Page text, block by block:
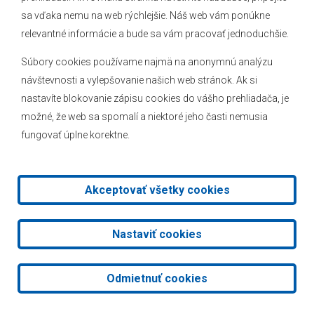
sa vďaka nemu na web rýchlejšie. Náš web vám ponúkne
relevantné informácie a bude sa vám pracovať jednoduchšie.
Súbory cookies používame najmä na anonymnú analýzu
návštevnosti a vylepšovanie našich web stránok. Ak si
nastavíte blokovanie zápisu cookies do vášho prehliadača, je
možné, že web sa spomalí a niektoré jeho časti nemusia
fungovať úplne korektne.
Akceptovať všetky cookies
Nastaviť cookies
Odmietnuť cookies
Hlásenia obecného rozhlasu
Kontakt
Mapa stránok
2026 © Obec Veľké Leváre|Tvorba web stránok
AlejTech, spol. s r.o.